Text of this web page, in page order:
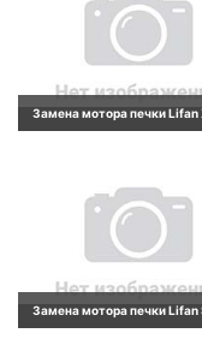
Замена мотора печки Lifan
Замена мотора печки Lifan